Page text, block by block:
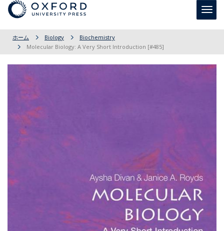
ホーム Biology
Biochemistry
Molecular Biology: A Very Short Introduction [#485]